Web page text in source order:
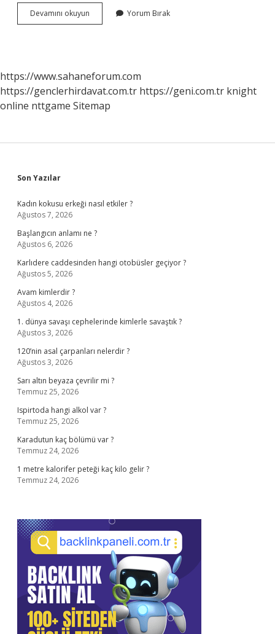
Devamını okuyun
Hersek
Yorum Bırak
https://www.sahaneforum.com
https://genclerhirdavat.com.tr https://geni.com.tr knight
online nttgame Sitemap
Sidebar
Son Yazılar
Kadın kokusu erkeği nasıl etkiler ?
Ağustos 7, 2026
Başlangıcın anlamı ne ?
Ağustos 6, 2026
Karlıdere caddesinden hangi otobüsler geçiyor ?
Ağustos 5, 2026
Avam kimlerdir ?
Ağustos 4, 2026
1. dünya savaşı cephelerinde kimlerle savaştık ?
Ağustos 3, 2026
120’nin asal çarpanları nelerdir ?
Ağustos 3, 2026
Sarı altın beyaza çevrilir mi ?
Temmuz 25, 2026
Ispirtoda hangi alkol var ?
Temmuz 25, 2026
Karadutun kaç bölümü var ?
Temmuz 24, 2026
1 metre kalorifer peteği kaç kilo gelir ?
Temmuz 24, 2026